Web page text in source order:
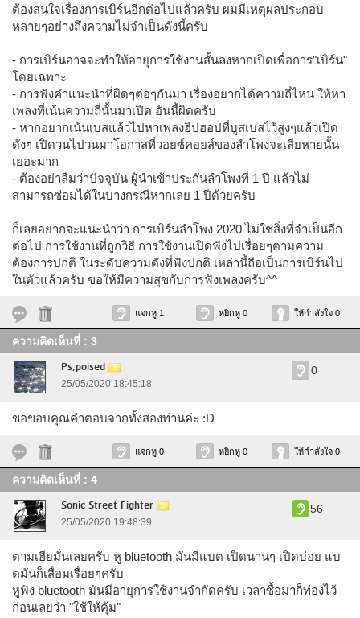
ต้องสนใจเรื่องการเบิร์นอีกต่อไปแล้วครับ ผมมีเหตุผลประกอบ
หลายๆอย่างถึงความไม่จำเป็นดังนี้ครับ
- การเบิร์นอาจจะทำให้อายุการใช้งานสั้นลงหากเปิดเพื่อการ"เบิร์น"
โดยเฉพาะ
- การฟังคำแนะนำที่ผิดๆต่อๆกันมา เรื่องอยากได้ความถี่ไหน ให้หา
เพลงที่เน้นความถี่นั้นมาเปิด อันนี้ผิดครับ
- หากอยากเน้นเบสแล้วไปหาเพลงฮิปฮอปที่บูสเบสไว้สูงๆแล้วเปิด
ดังๆ เปิดวนไปวนมาโอกาสที่วอยซ์คอยส์ของลำโพงจะเสียหายนั้น
เยอะมาก
- ต้องอย่าลืมว่าปัจจุบัน ผู้นำเข้าประกันลำโพงที่ 1 ปี แล้วไม่
สามารถซ่อมได้ในบางกรณีหากเลย 1 ปีด้วยครับ
ก็เลยอยากจะแนะนำว่า การเบิร์นลำโพง 2020 ไม่ใช่สิ่งที่จำเป็นอีก
ต่อไป การใช้งานที่ถูกวิธี การใช้งานเปิดฟังไปเรื่อยๆตามความ
ต้องการปกติ ในระดับความดังที่ฟังปกติ เหล่านี้ถือเป็นการเบิร์นไป
ในตัวแล้วครับ ขอให้มีความสุขกับการฟังเพลงครับ^^
แจกหู 1 หยิกหู 0 ให้กำลังใจ 0
ความคิดเห็นที่ : 3
Ps,poised
25/05/2020 18:45:18
0
ขอขอบคุณคำตอบจากทั้งสองท่านค่ะ :D
แจกหู 0 หยิกหู 0 ให้กำลังใจ 0
ความคิดเห็นที่ : 4
Sonic Street Fighter
25/05/2020 19:48:39
56
ตามเฮียมั่นเลยครับ หู bluetooth มันมีแบต เปิดนานๆ เปิดบ่อย แบ
ตมันก็เสื่อมเรื่อยๆครับ
หูฟัง bluetooth มันมีอายุการใช้งานจำกัดครับ เวลาซื้อมาก็ท่องไว้
ก่อนเลยว่า "ใช้ให้คุ้ม"